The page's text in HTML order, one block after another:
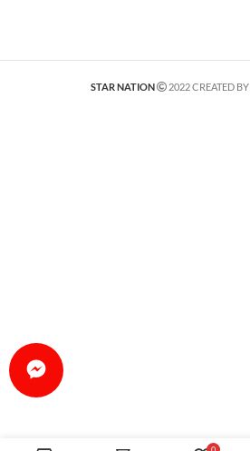
STAR NATION 2022 CREATED BY